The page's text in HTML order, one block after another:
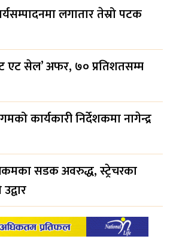
लगातार तेस्रो पटक
एट सेल’ अफर, ७० प्रतिशतसम्म
कार्यकारी निर्देशकमा नागेन्द्र
सडक अवरुद्ध, स्ट्रेचरका